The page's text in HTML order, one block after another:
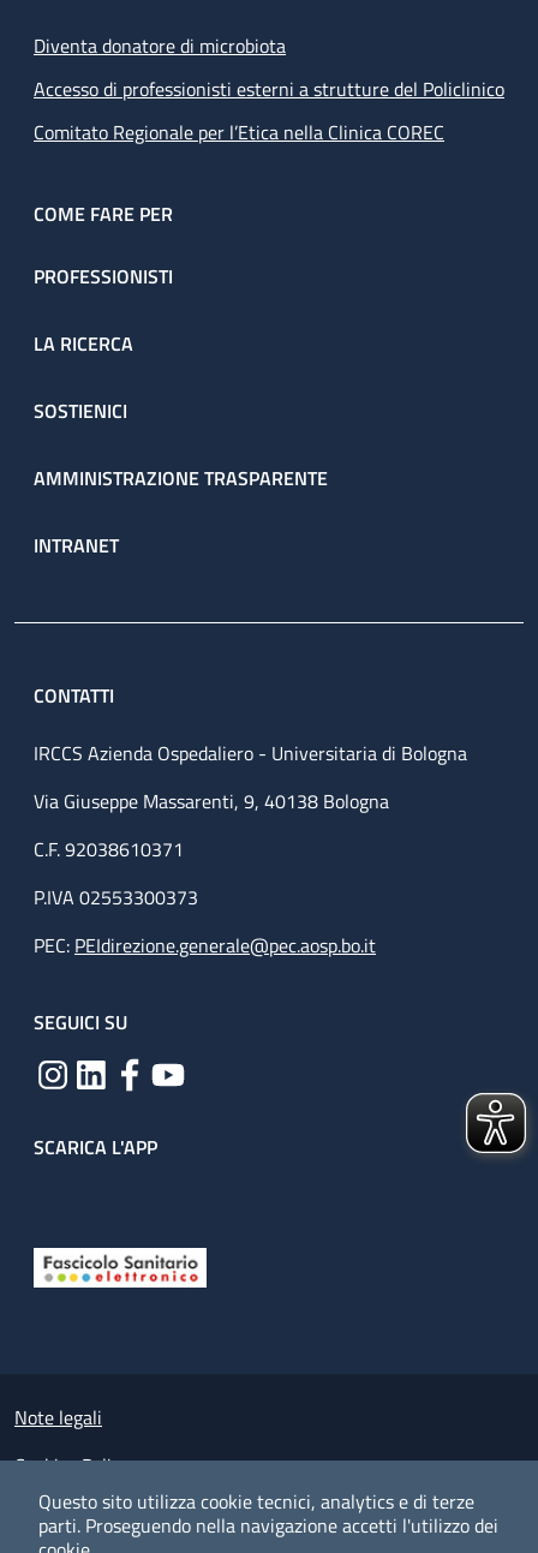
Questo sito utilizza cookie tecnici, analytics e di terze
parti. Proseguendo nella navigazione accetti l'utilizzo dei
Diventa donatore di microbiota
Accesso di professionisti esterni a strutture del Policlinico
Comitato Regionale per l’Etica nella Clinica COREC
COME FARE PER
PROFESSIONISTI
LA RICERCA
SOSTIENICI
AMMINISTRAZIONE TRASPARENTE
INTRANET
CONTATTI
IRCCS Azienda Ospedaliero - Universitaria di Bologna
Via Giuseppe Massarenti, 9, 40138 Bologna
C.F. 92038610371
P.IVA 02553300373
PEC: PEIdirezione.generale@pec.aosp.bo.it
SEGUICI SU
SCARICA L'APP
Small prints
Note legali
Cookies Policy
Policy privacy e protezione del dato personale